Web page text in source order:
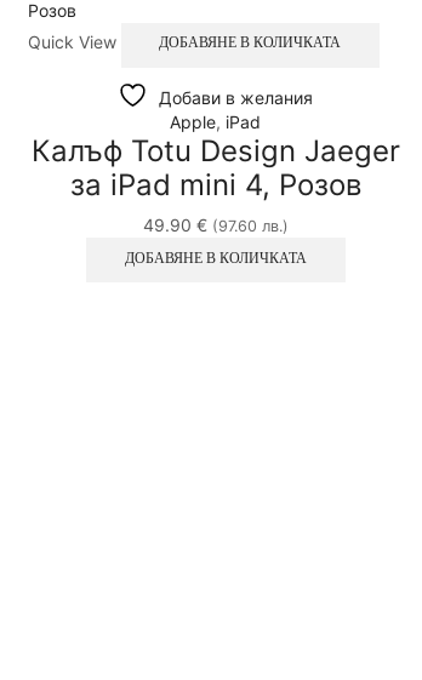
Quick View ДОБАВЯНЕ В КОЛИЧКАТА
Добави в желания
Apple, iPad
Калъф Totu Design Jaeger
за iPad mini 4, Розов
49.90 €(97.60 лв.)
ДОБАВЯНЕ В КОЛИЧКАТА